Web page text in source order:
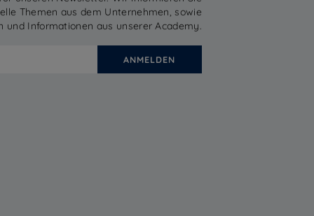
Themen aus dem Unternehmen, sowie
und Informationen aus unserer Academy.